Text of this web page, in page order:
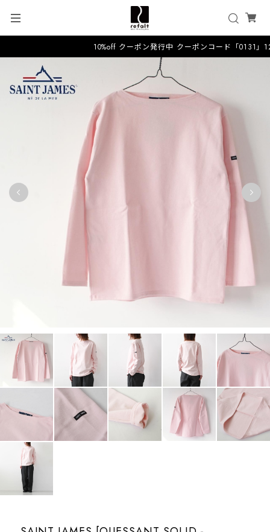
10%off クーポン発行中 クーポンコード「0131」